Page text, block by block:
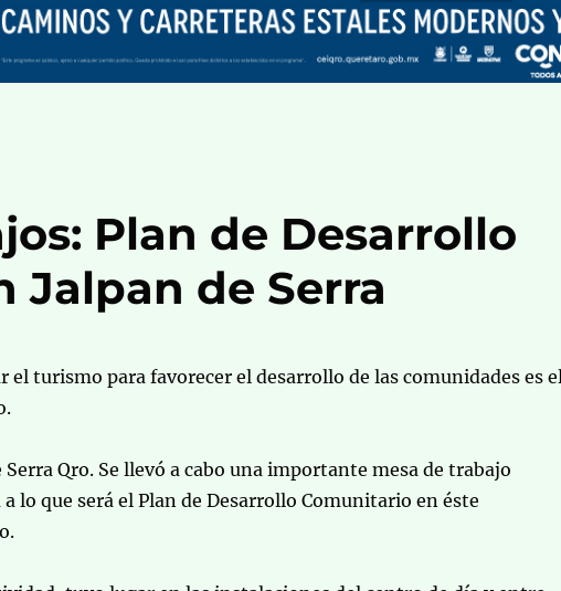
Plan de Desarrollo
Jalpan de Serra
el turismo para favorecer el desarrollo de las comunidades es
Serra Qro. Se llevó a cabo una importante mesa de trabajo
a lo que será el Plan de Desarrollo Comunitario en éste